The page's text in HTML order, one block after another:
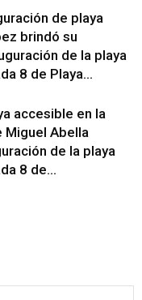
de playa
brindó su
de la playa
8 de Playa...
accesible en la
Miguel Abella
de la playa
8 de...